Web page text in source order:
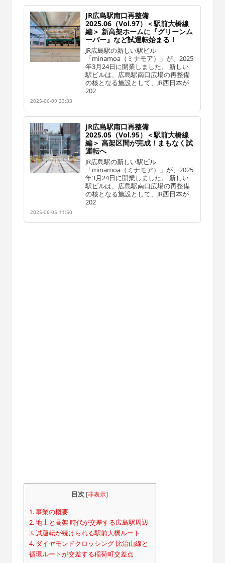
JR広島駅南口再整備
2025.06（Vol.97）＜駅前大橋線
編＞ 新高架ホームに『グリーンム
ーバー』など試運転始まる！
JR広島駅の新しい駅ビル
「minamoa（ミナモア）」が、2025
年3月24日に開業しました。 新しい
駅ビルは、広島駅南口広場の再整備
の核となる施設として、JR西日本が
202
2025-06-09 23:33
JR広島駅南口再整備
2025.05（Vol.95）＜駅前大橋線
編＞ 高架区間が完成！まもなく試
運転へ
JR広島駅の新しい駅ビル
「minamoa（ミナモア）」が、2025
年3月24日に開業しました。 新しい
駅ビルは、広島駅南口広場の再整備
の核となる施設として、JR西日本が
202
2025-06-05 11:50
目次 [非表示]
1.事業の概要
2.地上と高架 時代が交差する広島駅周辺
3.試運転が続けられる駅前大橋ルート
4.ダイヤモンドクロッシング 比治山線と
循環ルートが交差する稲荷町交差点